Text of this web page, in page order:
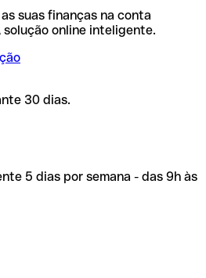
suas finanças na conta
online inteligente.
30 dias.
5 dias por semana - das 9h às